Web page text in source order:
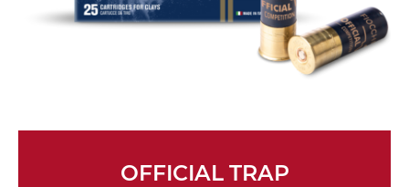
OFFICIAL TRAP